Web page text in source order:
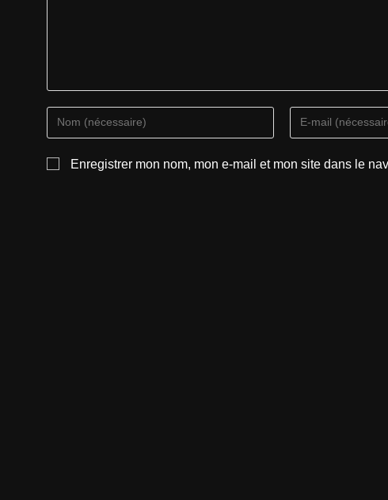
Enregistrer mon nom, mon e-mail et mon site dans le